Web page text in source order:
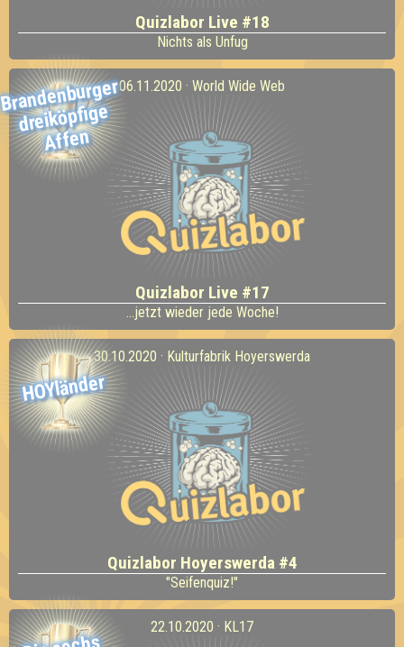
Quizlabor Live #18
Nichts als Unfug
Brandenburger
dreiköpfige
Affen
06.11.2020 · World Wide Web
Quizlabor Live #17
...jetzt wieder jede Woche!
HOYländer
30.10.2020 · Kulturfabrik Hoyerswerda
Quizlabor Hoyerswerda #4
"Seifenquiz!"
22.10.2020 · KL17